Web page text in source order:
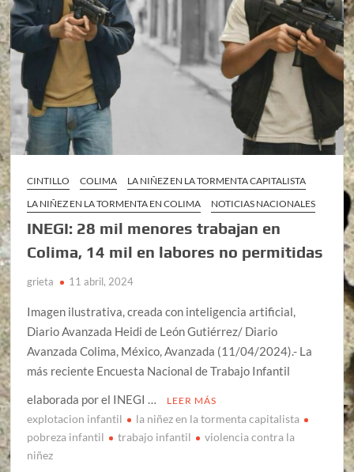
CINTILLO COLIMA
LA NIÑEZ EN LA TORMENTA CAPITALISTA
LA NIÑEZ EN LA TORMENTA EN COLIMA
NOTICIAS NACIONALES
INEGI: 28 mil menores trabajan en
Colima, 14 mil en labores no permitidas
grieta 11 abril, 2024
Imagen ilustrativa, creada con inteligencia artificial,
Diario Avanzada Heidi de León Gutiérrez/ Diario
Avanzada Colima, México, Avanzada (11/04/2024).- La
más reciente Encuesta Nacional de Trabajo Infantil
elaborada por el INEGI …
LEER MÁS
explotacion infantil
la niñez en la tormenta capitalista
pobreza infantil
trabajo infantil
violencia contra la
niñez